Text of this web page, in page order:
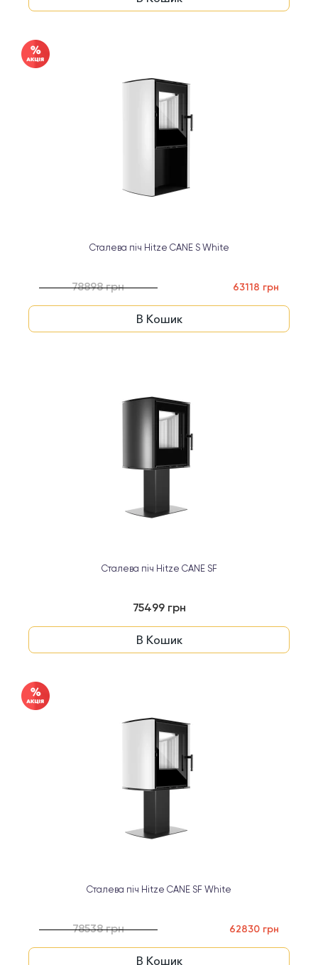
Сталева піч Hitze CANE S White
78898 грн 63118 грн
В Кошик
Сталева піч Hitze CANE SF
75499 грн
В Кошик
Сталева піч Hitze CANE SF White
78538 грн 62830 грн
В Кошик